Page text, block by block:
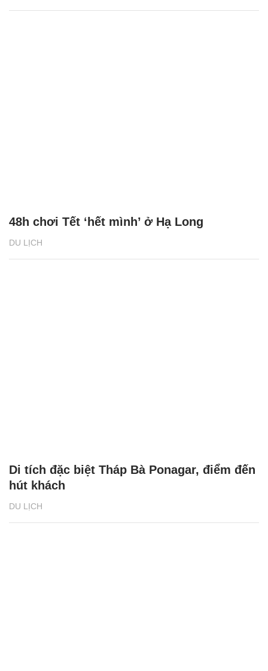
DU LỊCH
48h chơi Tết ‘hết mình’ ở Hạ Long
DU LỊCH
Di tích đặc biệt Tháp Bà Ponagar, điểm đến
hút khách